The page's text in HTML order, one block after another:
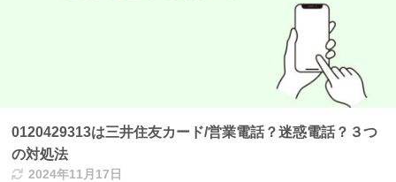
0120429313は三井住友カード/営業電話？迷惑電話？３つ
の対処法
2024年11月17日